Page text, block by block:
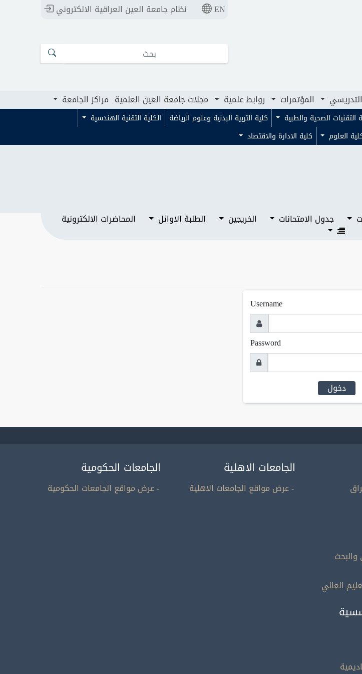
مجلات جامعة العين العلمية مراكز الجامعة
EN نظام جامعة العين العراقية الالكتروني
المؤتمرات روابط علمية مجلات جامعة العين العلمية مراكز الجامعة
التقنيات الصحية والطبية كلية التربية البدنية وعلوم الرياضة
الكلية التقنية الهندسية
العلوم كلية الادارة والاقتصاد
جدول الامتحانات الخريجين الطلبة الاوائل المحاضرات الالكترونية
Username
Password
دخول
والبحث
العالي
الجامعات الاهلية
- عرض مواقع الجامعات الاهلية
الجامعات الحكومية
- عرض مواقع الجامعات الحكومية